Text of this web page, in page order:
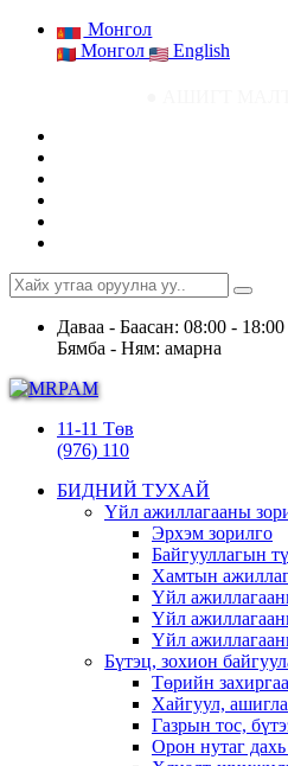
Монгол
Монгол
English
Даваа - Баасан: 08:00 - 18:00
Бямба - Ням: амарна
11-11 Төв
(976) 110
БИДНИЙ ТУХАЙ
Үйл ажиллагааны
Эрхэм зорилго
Байгууллагын
Хамтын
Үйл
Үйл
Үйл
Бүтэц, зохион
Төрийн
Хайгуул,
Газрын тос,
Орон нутаг